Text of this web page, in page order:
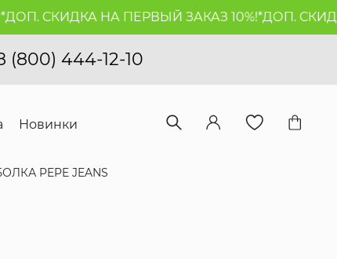
СКИДКА НА ПЕРВЫЙ ЗАКАЗ 10%!*ДОП. СКИДКА
(800) 444-12-10
Новинки
PEPE JEANS